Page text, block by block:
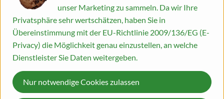
Zuhause sind wir in Steinheim und in den Küchen der Welt.
Unsere Wurzeln liegen im Bio-Laden Petersilchen in Detmold.
Dort begegneten sich Mitte der 1990er Jahren Bio-Ladner Peter
Vogel, der gerne gute Brotaufstriche haben wollte, und Matthias,
ein weltenbummelnder Koch, der Lust hatte, sie zuzubereiten.
Das machte er so, dass schnell immer mehr Menschen auf den
unser Marketing zu sammeln. Da wir Ihre
Privatsphäre sehr wertschätzen, haben Sie in
Übereinstimmung mit der EU-Richtlinie 2009/136/EG (E-
Privacy) die Möglichkeit genau einzustellen, an welche
Dienstleister Sie Daten weitergeben.
Nur notwendige Cookies zulassen